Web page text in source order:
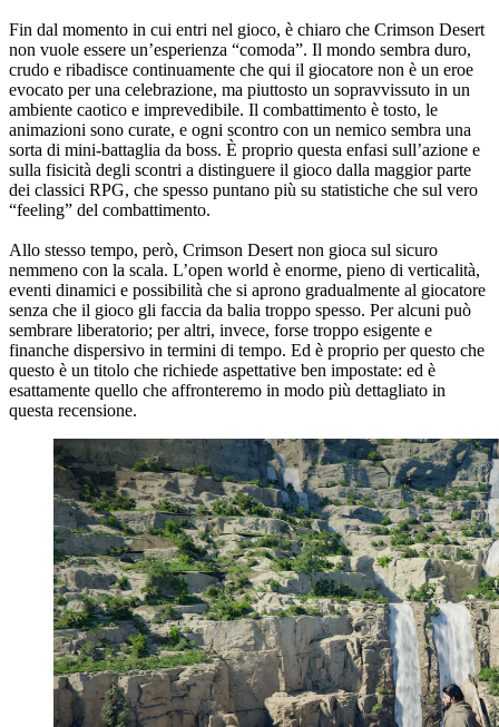
Fin dal momento in cui entri nel gioco, è chiaro che Crimson Desert
non vuole essere un’esperienza “comoda”. Il mondo sembra duro,
crudo e ribadisce continuamente che qui il giocatore non è un eroe
evocato per una celebrazione, ma piuttosto un sopravvissuto in un
ambiente caotico e imprevedibile. Il combattimento è tosto, le
animazioni sono curate, e ogni scontro con un nemico sembra una
sorta di mini-battaglia da boss. È proprio questa enfasi sull’azione e
sulla fisicità degli scontri a distinguere il gioco dalla maggior parte
dei classici RPG, che spesso puntano più su statistiche che sul vero
“feeling” del combattimento.
Allo stesso tempo, però, Crimson Desert non gioca sul sicuro
nemmeno con la scala. L’open world è enorme, pieno di verticalità,
eventi dinamici e possibilità che si aprono gradualmente al giocatore
senza che il gioco gli faccia da balia troppo spesso. Per alcuni può
sembrare liberatorio; per altri, invece, forse troppo esigente e
finanche dispersivo in termini di tempo. Ed è proprio per questo che
questo è un titolo che richiede aspettative ben impostate: ed è
esattamente quello che affronteremo in modo più dettagliato in
questa recensione.